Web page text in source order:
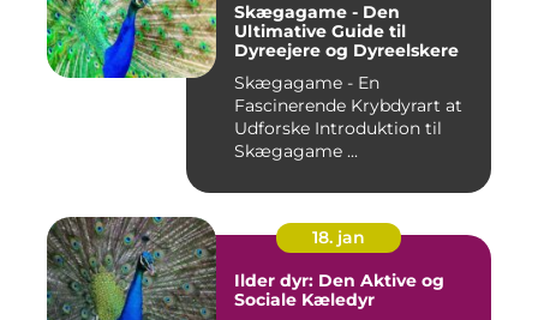
Skægagame - Den
Ultimative Guide til
Dyreejere og Dyreelskere
Skægagame - En
Fascinerende Krybdyrart at
Udforske Introduktion til
Skægagame ...
18. jan
Ilder dyr: Den Aktive og
Sociale Kæledyr